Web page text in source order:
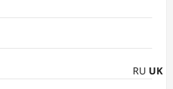
RU UK